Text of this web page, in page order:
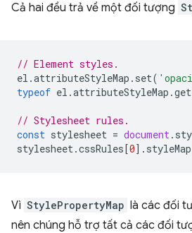
Cả hai đều trả về một đối tượng
// Element styles.
el .attributeStyleMap . set(
typeof el .attributeStyleMap .get
// Stylesheet rules.
const stylesheet = document.
stylesheet.cssRules[0]. styleMap
Vì StylePropertyMap là các đối
nên chúng hỗ trợ tất cả các đối